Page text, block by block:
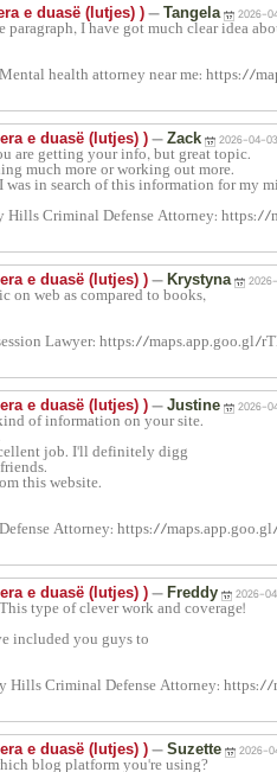
e duasë (lutjes) ) — Tangela 2026-
paragraph, I have got much clear idea
health attorney near me: https://
e duasë (lutjes) ) — Zack 2026-04-
are getting your info, but great topic.
much more or working out more.
in search of this information for my
Hills Criminal Defense Attorney:
e duasë (lutjes) ) — Krystyna
on web as compared to books,
Lawyer: https://maps.app.goo.gl/
e duasë (lutjes) ) — Justine 2026-
of information on your site.
job. I'll definitely digg
this website.
Attorney: https://
e duasë (lutjes) ) — Freddy 2026-
type of clever work and coverage!
included you guys to
Hills Criminal Defense Attorney:
e duasë (lutjes) ) — Suzette 2026-
blog platform you're using?